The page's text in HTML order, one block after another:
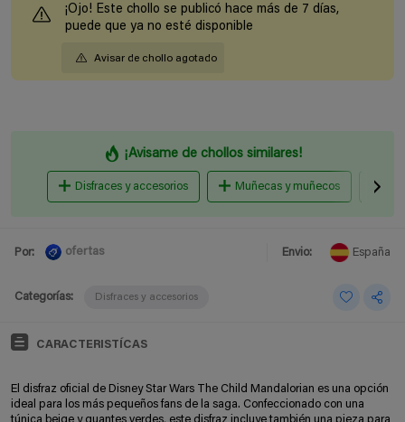
¡Ojo! Este chollo se publicó hace más de 7 días,
puede que ya no esté disponible
Avisar de chollo agotado
¡Avisame de chollos similares!
Disfraces y accesorios Muñecas y muñecos
Por: ofertas Envio: España
Categorías: Disfraces y accesorios
CARACTERISTÍCAS
El disfraz oficial de Disney Star Wars The Child Mandalorian es una opción
ideal para los más pequeños fans de la saga. Confeccionado con una
túnica beige y guantes verdes, este disfraz incluye también una pieza para